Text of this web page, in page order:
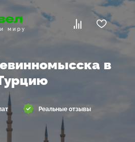
миру
в
Реальные отзывы